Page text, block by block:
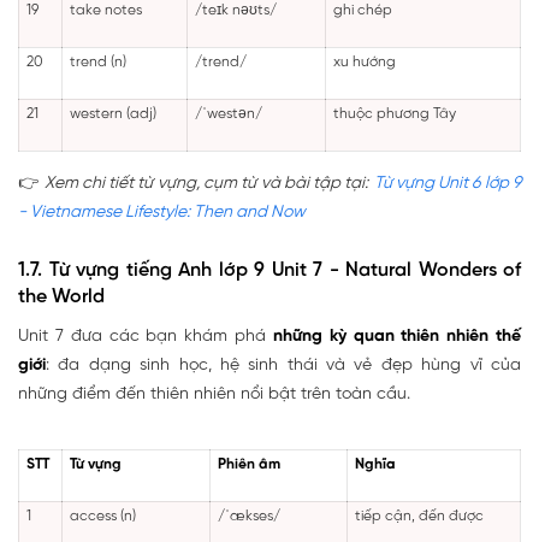
19 take notes /teɪk nəʊts/ ghi chép
20 trend (n) /trend/ xu hướng
21 western (adj) /ˈwestən/ thuộc phương Tây
👉 Xem chi tiết từ vựng, cụm từ và bài tập tại: Từ vựng Unit 6 lớp 9
- Vietnamese Lifestyle: Then and Now
1.7. Từ vựng tiếng Anh lớp 9 Unit 7 - Natural Wonders of
the World
Unit 7 đưa các bạn khám phá những kỳ quan thiên nhiên thế
giới: đa dạng sinh học, hệ sinh thái và vẻ đẹp hùng vĩ của
những điểm đến thiên nhiên nổi bật trên toàn cầu.
STT Từ vựng Phiên âm Nghĩa
1 access (n) /ˈækses/ tiếp cận, đến được